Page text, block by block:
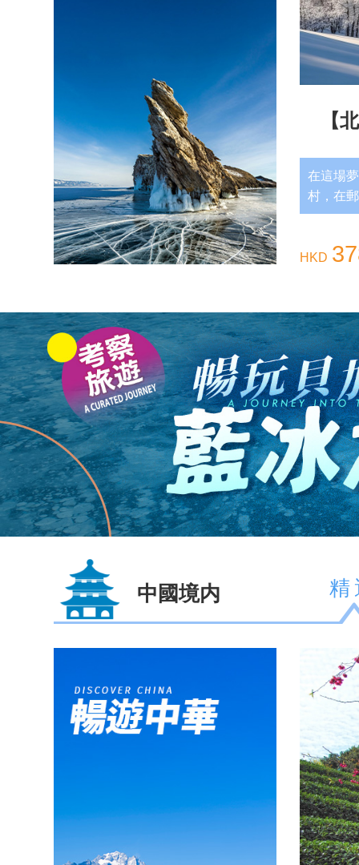
【
在這場
村，在
越北緯
HKD
中國境内 精